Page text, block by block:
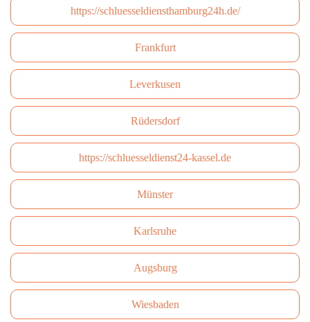
https://schluesseldiensthamburg24h.de/
Frankfurt
Leverkusen
Rüdersdorf
https://schluesseldienst24-kassel.de
Münster
Karlsruhe
Augsburg
Wiesbaden